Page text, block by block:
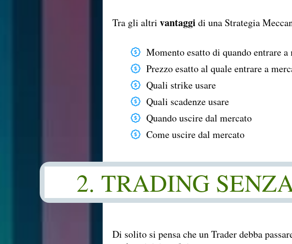
Tra gli altri vantaggi di una Strategia
Momento esatto di quando entrare a
Prezzo esatto al quale entrare a
Quali strike usare
Quali scadenze usare
Quando uscire dal mercato
Come uscire dal mercato
2. TRADING
Di solito si pensa che un Trader debba